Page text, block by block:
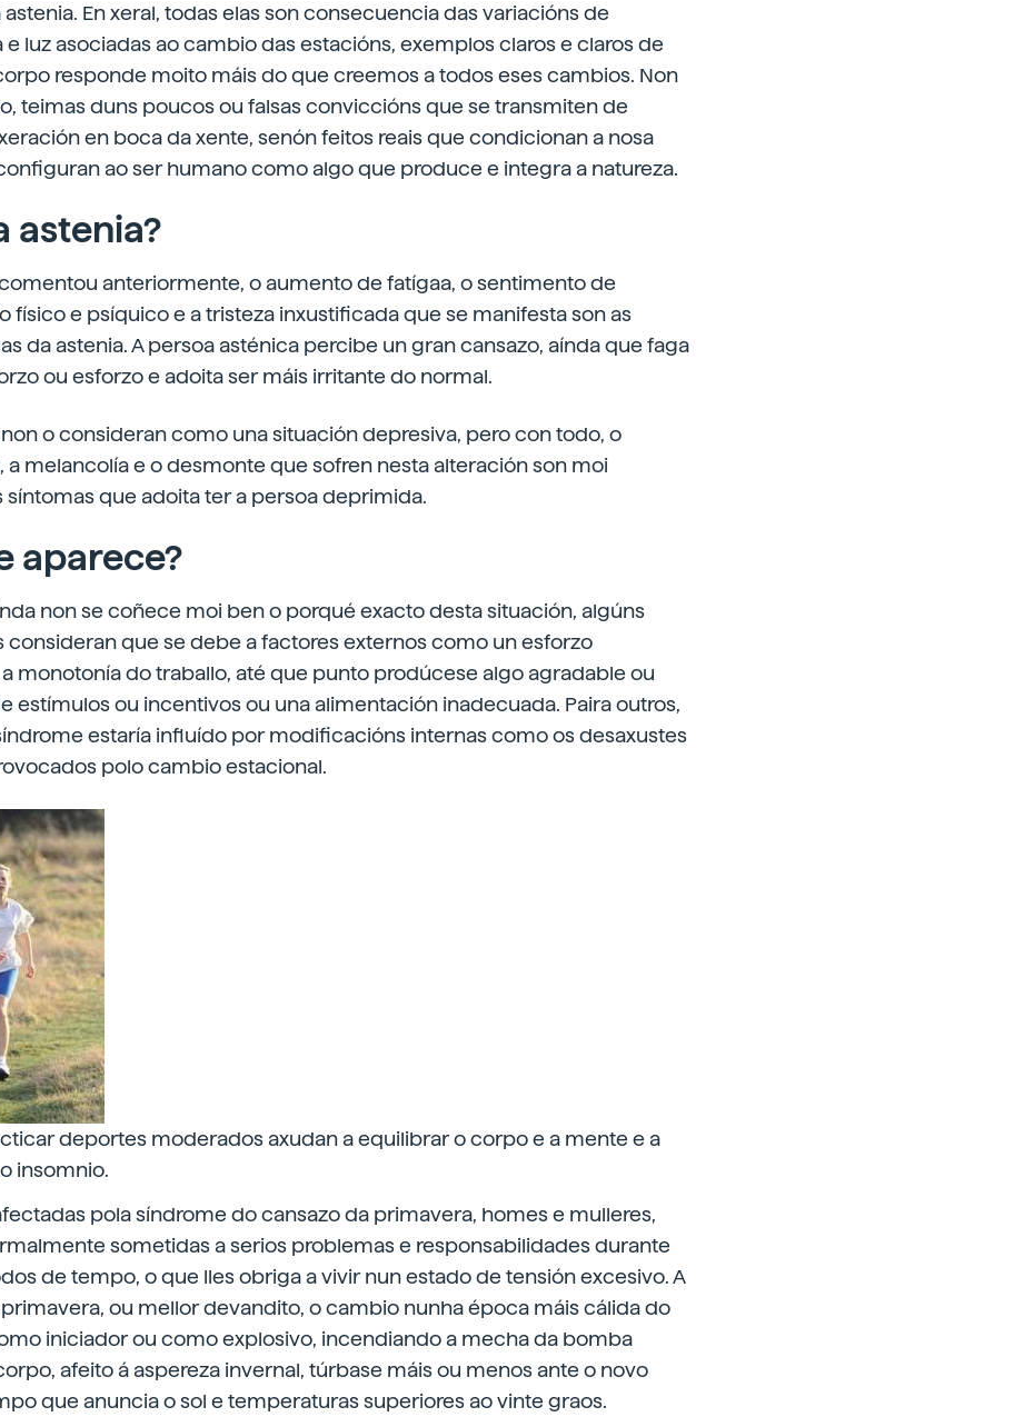
En xeral, todas elas son consecuencia das variacións de
luz asociadas ao cambio das estacións, exemplos claros e claros de
responde moito máis do que creemos a todos eses cambios. Non
teimas duns poucos ou falsas conviccións que se transmiten de
en boca da xente, senón feitos reais que condicionan a nosa
ao ser humano como algo que produce e integra a natureza.
astenia?
anteriormente, o aumento de fatígaa, o sentimento de
físico e psíquico e a tristeza inxustificada que se manifesta son as
da astenia. A persoa asténica percibe un gran cansazo, aínda que faga
ou esforzo e adoita ser máis irritante do normal.
o consideran como una situación depresiva, pero con todo, o
a melancolía e o desmonte que sofren nesta alteración son moi
síntomas que adoita ter a persoa deprimida.
aparece?
non se coñece moi ben o porqué exacto desta situación, algúns
consideran que se debe a factores externos como un esforzo
monotonía do traballo, até que punto prodúcese algo agradable ou
estímulos ou incentivos ou una alimentación inadecuada. Paira outros,
estaría influído por modificacións internas como os desaxustes
polo cambio estacional.
deportes moderados axudan a equilibrar o corpo e a mente e a
insomnio.
pola síndrome do cansazo da primavera, homes e mulleres,
sometidas a serios problemas e responsabilidades durante
de tempo, o que lles obriga a vivir nun estado de tensión excesivo. A
ou mellor devandito, o cambio nunha época máis cálida do
iniciador ou como explosivo, incendiando a mecha da bomba
afeito á aspereza invernal, túrbase máis ou menos ante o novo
que anuncia o sol e temperaturas superiores ao vinte graos.